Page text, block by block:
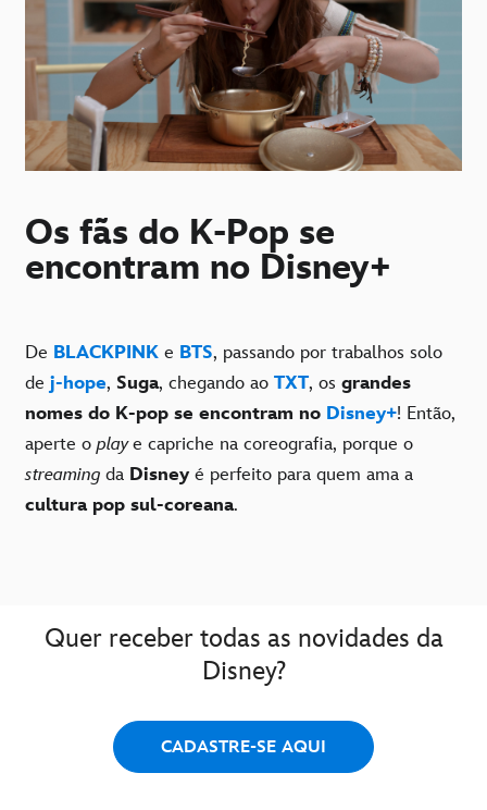
Os fãs do K-Pop se
encontram no Disney+
De BLACKPINK e BTS, passando por trabalhos solo
de j-hope, Suga, chegando ao TXT, os grandes
nomes do K-pop se encontram no Disney+! Então,
aperte oplaye capriche na coreografia, porque o
streaming da Disney é perfeito para quem ama a
cultura pop sul-coreana.
Quer receber todas as novidades da
Disney?
CADASTRE-SE AQUI